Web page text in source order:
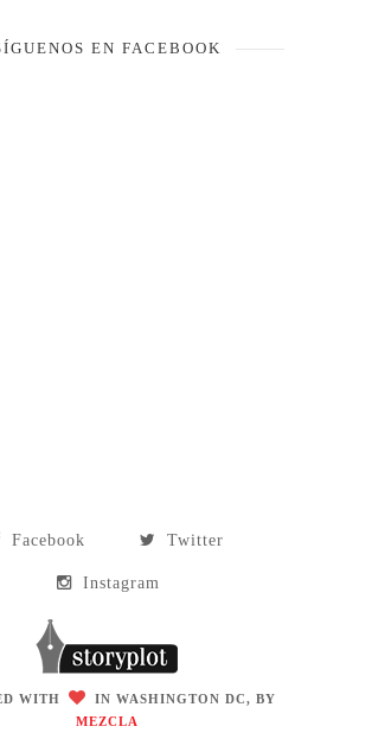
EN FACEBOOK
Facebook Twitter
Instagram
WITH
IN WASHINGTON DC, BY
MEZCLA